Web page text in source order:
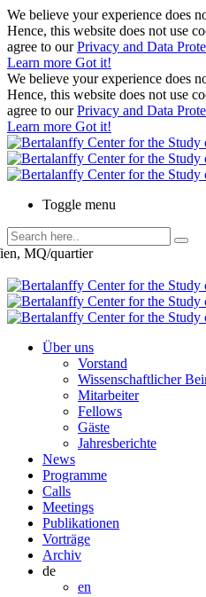
We believe your experience does
Hence, this website does not use
agree to ourPrivacy and Data
Learn more Got it!
We believe your experience does
Hence, this website does not use
agree to ourPrivacy and Data
Learn more Got it!
Toggle menu
MQ/quartier
Über uns
Vorstand
Wissenschaftlicher
Mitarbeiter
Fellows
Gäste
Jahresberichte
News
Programme
Calls
Meetings
Publikationen
Vorträge
Archiv
de
en